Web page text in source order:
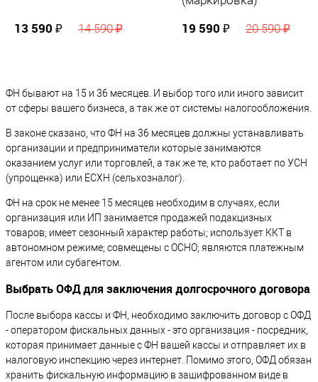
13 590 ₽ 14 590 ₽ 19 590 ₽ 20 590 ₽
ФН бывают на 15 и 36 месяцев. И выбор того или иного зависит
от сферы вашего бизнеса, а так же от системы налогообложения.
В законе сказано, что ФН на 36 месяцев должны устанавливать
организации и предприниматели которые занимаются
оказанием услуг или торговлей, а так же те, кто работает по УСН
(упрощенка) или ЕСХН (сельхозналог).
ФН на срок не менее 15 месяцев необходим в случаях, если
организация или ИП занимается продажей подакцизных
товаров; имеет сезонный характер работы; использует ККТ в
автономном режиме; совмещены с ОСНО; являются платежным
агентом или субагентом.
Выбрать ОФД для заключения долгосрочного договора
После выбора кассы и ФН, необходимо заключить договор с ОФД
- оператором фискальных данных - это организация - посредник,
которая принимает данные с ФН вашей кассы и отправляет их в
налоговую инспекцию через интернет. Помимо этого, ОФД обязан
хранить фискальную информацию в зашифрованном виде в